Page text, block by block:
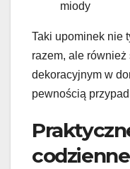
miody
Taki upominek nie
razem, ale
dekoracyjnym w
pewnością